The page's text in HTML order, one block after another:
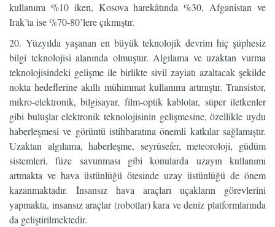
kullanımı %10 iken, Kosova harekâtında %30, Afganistan ve
Irak’ta ise %70-80’lere çıkmıştır.
20. Yüzyılda yaşanan en büyük teknolojik devrim hiç şüphesiz
bilgi teknolojisi alanında olmuştur. Algılama ve uzaktan vurma
teknolojisindeki gelişme ile birlikte sivil zayiatı azaltacak şekilde
nokta hedeflerine akıllı mühimmat kullanımı artmıştır. Transistor,
mikro-elektronik, bilgisayar, film-optik kablolar, süper iletkenler
gibi buluşlar elektronik teknolojisinin gelişmesine, özellikle uydu
haberleşmesi ve görüntü istihbaratına önemli katkılar sağlamıştır.
Uzaktan algılama, haberleşme, seyrüsefer, meteoroloji, güdüm
sistemleri, füze savunması gibi konularda uzayın kullanımı
artmakta ve hava üstünlüğü ötesinde uzay üstünlüğü de önem
kazanmaktadır. İnsansız hava araçları uçakların görevlerini
yapmakta, insansız araçlar (robotlar) kara ve deniz platformlarında
da geliştirilmektedir.